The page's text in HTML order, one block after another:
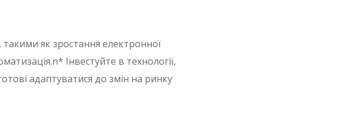
як зростання електронної
Інвестуйте в технології,
адаптуватися до змін на ринку